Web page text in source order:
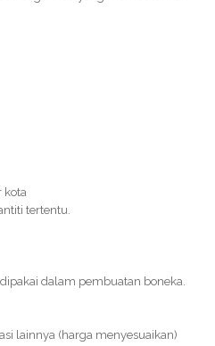
kota
tertentu.
dalam pembuatan boneka.
lainnya (harga menyesuaikan)